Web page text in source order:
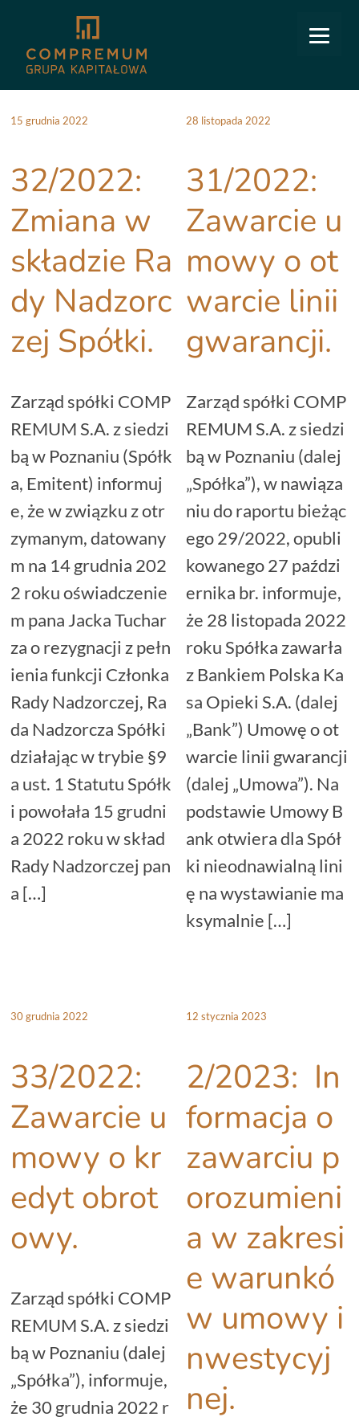
15 grudnia 2022
32/2022:
Zmiana w
składzie Ra
dy Nadzorc
zej Spółki.
Zarząd spółki COMP
REMUM S.A. z siedzi
bą w Poznaniu (Spółk
a, Emitent) informuj
e, że w związku z otr
zymanym, datowany
m na 14 grudnia 202
2 roku oświadczenie
m pana Jacka Tuchar
za o rezygnacji z pełn
ienia funkcji Członka
Rady Nadzorczej, Ra
da Nadzorcza Spółki
działając w trybie §9
a ust. 1 Statutu Spółk
i powołała 15 grudni
a 2022 roku w skład
Rady Nadzorczej pan
a […]
28 listopada 2022
31/2022:
Zawarcie u
mowy o ot
warcie linii
gwarancji.
Zarząd spółki COMP
REMUM S.A. z siedzi
bą w Poznaniu (dalej
„Spółka”), w nawiąza
niu do raportu bieżąc
ego 29/2022, opubli
kowanego 27 paździ
ernika br. informuje,
że 28 listopada 2022
roku Spółka zawarła
z Bankiem Polska Ka
sa Opieki S.A. (dalej
„Bank”) Umowę o ot
warcie linii gwarancji
(dalej „Umowa”). Na
podstawie Umowy B
ank otwiera dla Spół
ki nieodnawialną lini
ę na wystawianie ma
ksymalnie […]
30 grudnia 2022
33/2022:
Zawarcie u
mowy o kr
edyt obrot
owy.
Zarząd spółki COMP
REMUM S.A. z siedzi
bą w Poznaniu (dalej
„Spółka”), informuje,
że 30 grudnia 2022 r
12 stycznia 2023
2/2023: In
formacja o
zawarciu p
orozumieni
a w zakresi
e warunkó
w umowy i
nwestycyj
nej.